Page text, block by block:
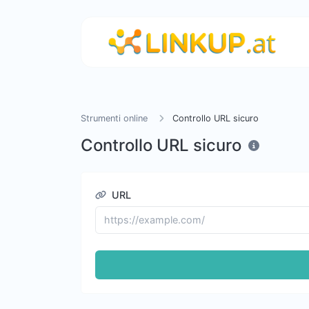
Strumenti online Controllo URL sicuro
Controllo URL sicuro
URL